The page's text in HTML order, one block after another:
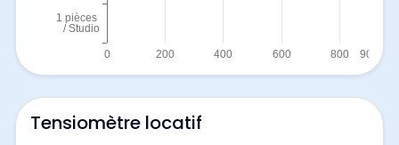
Tensiomètre locatif